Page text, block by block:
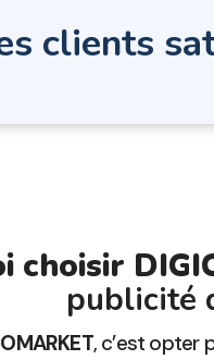
clients
choisir
publicité
, c’est opter